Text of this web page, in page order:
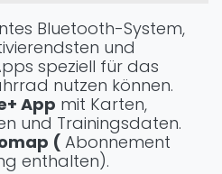
Bluetooth-System,
und
speziell für das
nutzen können.
App mit Karten,
und Trainingsdaten.
( Abonnement
enthalten).